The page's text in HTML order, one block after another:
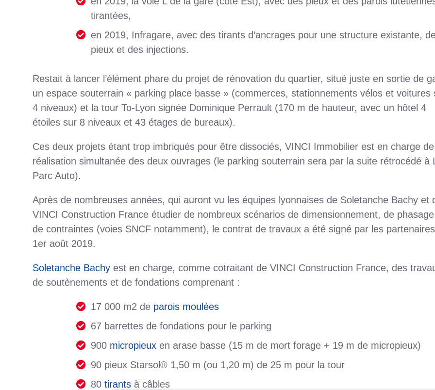
tirantées,
en 2019, Infragare, avec des tirants d’ancrages pour une structure existante,
pieux et des injections.
Restait à lancer l’élément phare du projet de rénovation du quartier, situé juste en sortie de
un espace souterrain « parking place basse » (commerces, stationnements vélos et voitures
4 niveaux) et la tour To-Lyon signée Dominique Perrault (170 m de hauteur, avec un hôtel 4
étoiles sur 8 niveaux et 43 étages de bureaux).
Ces deux projets étant trop imbriqués pour être dissociés, VINCI Immobilier est en charge
réalisation simultanée des deux ouvrages (le parking souterrain sera par la suite rétrocédé à
Parc Auto).
Après de nombreuses années, qui auront vu les équipes lyonnaises de Soletanche Bachy et
VINCI Construction France étudier de nombreux scénarios de dimensionnement, de
de contraintes (voies SNCF notamment), le contrat de travaux a été signé par les
1er août 2019.
Soletanche Bachy est en charge, comme cotraitant de VINCI Construction France, des
de soutènements et de fondations comprenant :
17 000 m2 de parois moulées
67 barrettes de fondations pour le parking
900 micropieux en arase basse (15 m de mort forage + 19 m de micropieux)
90 pieux Starsol® 1,50 m (ou 1,20 m) de 25 m pour la tour
80tirants à câbles